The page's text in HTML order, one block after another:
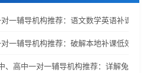
一辅导机构推荐：语文数学英语补课机
一辅导机构推荐：破解本地补课低效、
、高中一对一辅导机构推荐：详解兔启1